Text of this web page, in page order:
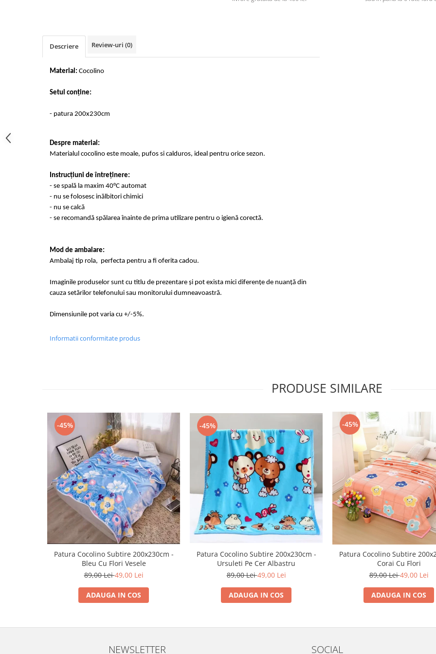
Cearceaf cu elastic
Cearceaf normal
Lenjerii Pufoase Fluffy/ Rabbit
Bumbac Neted Nesatinat
Lenjerii Satin Premium
Lenjerii Jacquard
Lenjerii Creponate
Lenjerii pentru PASTE
Set Lenjerie + Draperii Pat Dublu
Huse Impermeabile
Huse Impermeabile 160x200cm
Descriere Review-uri (0)
Material: Cocolino
Setul conține:
- patura 200x230cm
Despre material:
Materialul cocolino este moale, pufos si calduros, ideal pentru orice sezon.
Instrucțiuni de întreținere:
- se spală la maxim 40°C automat
- nu se folosesc inălbitori chimici
- nu se calcă
- se recomandă spălarea înainte de prima utilizare pentru o igienă corectă.
Mod de ambalare:
Ambalaj tip rola, perfecta pentru a fi oferita cadou.
Imaginile produselor sunt cu titlu de prezentare și pot exista mici diferențe de nuanță din
cauza setărilor telefonului sau monitorului dumneavoastră.
Dimensiunile pot varia cu +/-5%.
Informatii conformitate produs
PRODUSE SIMILARE
-45%
Patura Cocolino Subtire 200x230cm -
Bleu Cu Flori Vesele
89,00 Lei49,00 Lei
ADAUGA IN COS
-45%
Patura Cocolino Subtire 200x230cm -
Ursuleti Pe Cer Albastru
89,00 Lei49,00 Lei
ADAUGA IN COS
-45%
Patura Cocolino Subtire
Corai Cu Flori
89,00 Lei49,00 Lei
ADAUGA IN COS
NEWSLETTER SOCIAL